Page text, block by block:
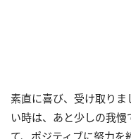
素直に喜び、受け取り
い時は、あと少しの我